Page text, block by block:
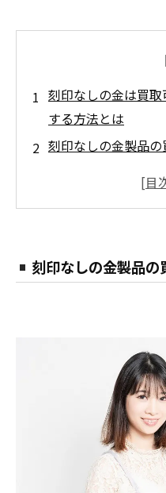
刻印なしの金は買
する方法とは
刻印なしの金製品の
金製品の純度を判
刻印なしでも高く評
金製品買取時の注
金買取の際によくあ
宮城県白石市の金
買取大吉セラビ
刻印なしの金製品の